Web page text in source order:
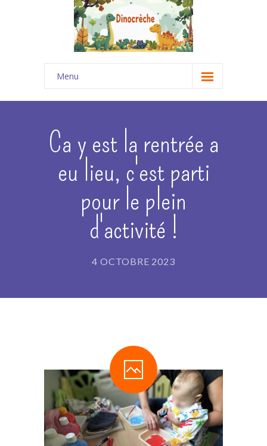
Menu
Accueil
-- Projets Pédagogiques
---- Le Projet Pédagogique DINOCRECHE (69)
---- Le Projet Pédagogique LA MAISONNÉE
---- Le Projet Pédagogique "Des Trésors de
-- Se connecter
-- Se déconnecter
-- Demander mon mot de passe
Contact
Ca y est la rentrée a
eu lieu, c'est parti
pour le plein
d'activité !
4 OCTOBRE 2023